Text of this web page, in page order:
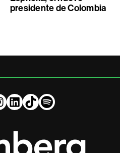
presidente de Colombia